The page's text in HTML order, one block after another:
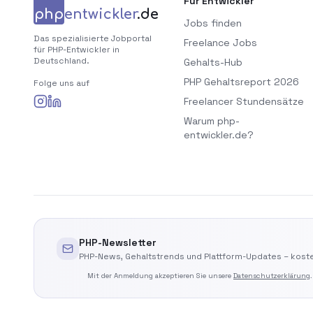
phpentwickler.de
Das spezialisierte Jobportal
für PHP-Entwickler in
Deutschland.
Folge uns auf
Jobs finden
Freelance Jobs
Gehalts-Hub
PHP Gehaltsreport 2026
Freelancer Stundensätze
Warum php-
entwickler.de?
PHP-Newsletter
PHP-News, Gehaltstrends und Plattform-Updates –
Mit der Anmeldung akzeptieren Sie unsere Datenschutzerklärung.